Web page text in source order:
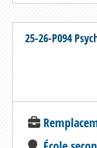
25-26-P094